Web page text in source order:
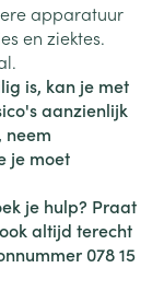
apparatuur
en ziektes.
is, kan je met
aanzienlijk
neem
je moet
je hulp? Praat
altijd terecht
078 15